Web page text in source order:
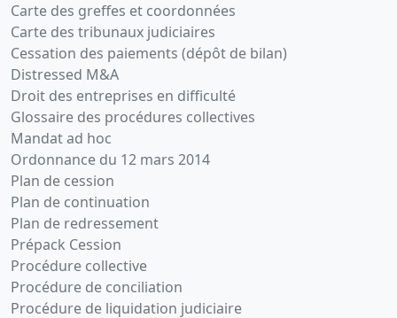
Carte des greffes et coordonnées
Carte des tribunaux judiciaires
Cessation des paiements (dépôt de bilan)
Distressed M&A
Droit des entreprises en difficulté
Glossaire des procédures collectives
Mandat ad hoc
Ordonnance du 12 mars 2014
Plan de cession
Plan de continuation
Plan de redressement
Prépack Cession
Procédure collective
Procédure de conciliation
Procédure de liquidation judiciaire